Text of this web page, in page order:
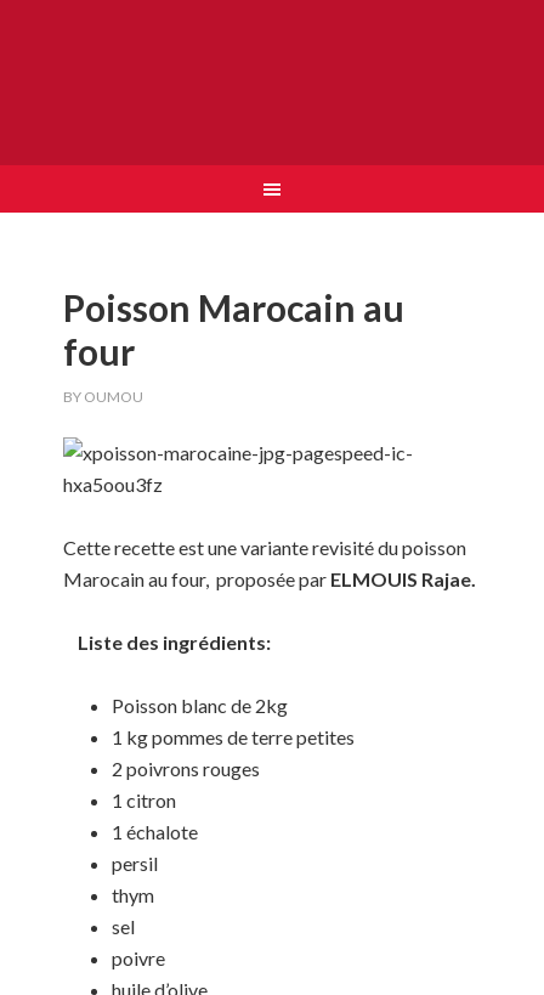
Poisson Marocain au
four
BY OUMOU
Cette recette est une variante revisité du poisson
Marocain au four, proposée par ELMOUIS Rajae.
Liste des ingrédients:
Poisson blanc de 2kg
1 kg pommes de terre petites
2 poivrons rouges
1 citron
1 échalote
persil
thym
sel
poivre
huile d’olive